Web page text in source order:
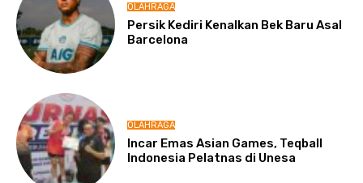
OLAHRAGA
Persik Kediri Kenalkan Bek Baru Asal
Barcelona
OLAHRAGA
Incar Emas Asian Games, Teqball
Indonesia Pelatnas di Unesa